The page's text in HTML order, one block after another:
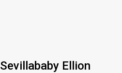
Sevillababy Ellion